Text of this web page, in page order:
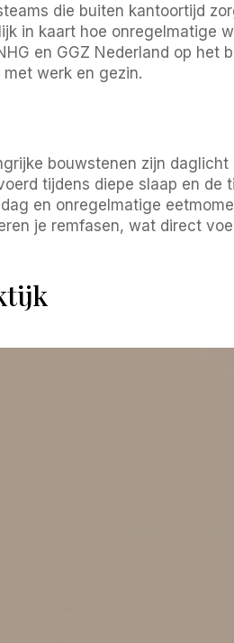
die buiten kantoortijd
in kaart hoe onregelmatige
en GGZ Nederland op het
werk en gezin.
bouwstenen zijn daglicht
tijdens diepe slaap en de
en onregelmatige
je remfasen, wat direct